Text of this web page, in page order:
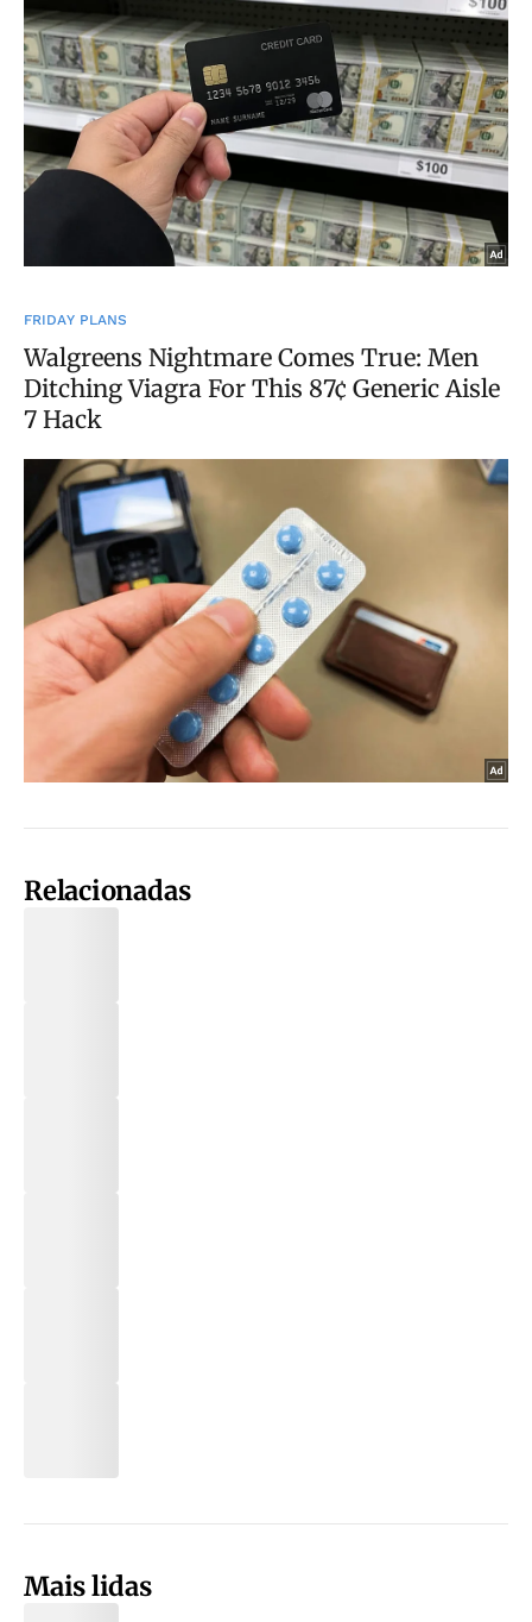
Relacionadas
Mais lidas